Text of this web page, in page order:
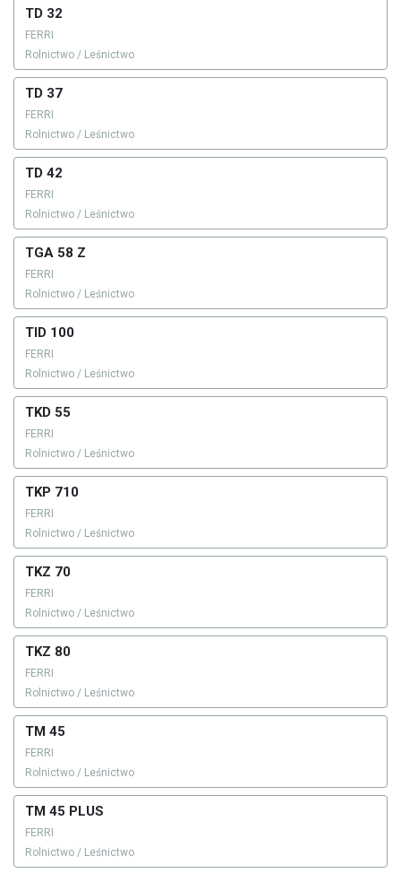
TD 32
FERRI
Rolnictwo / Leśnictwo
TD 37
FERRI
Rolnictwo / Leśnictwo
TD 42
FERRI
Rolnictwo / Leśnictwo
TGA 58 Z
FERRI
Rolnictwo / Leśnictwo
TID 100
FERRI
Rolnictwo / Leśnictwo
TKD 55
FERRI
Rolnictwo / Leśnictwo
TKP 710
FERRI
Rolnictwo / Leśnictwo
TKZ 70
FERRI
Rolnictwo / Leśnictwo
TKZ 80
FERRI
Rolnictwo / Leśnictwo
TM 45
FERRI
Rolnictwo / Leśnictwo
TM 45 PLUS
FERRI
Rolnictwo / Leśnictwo